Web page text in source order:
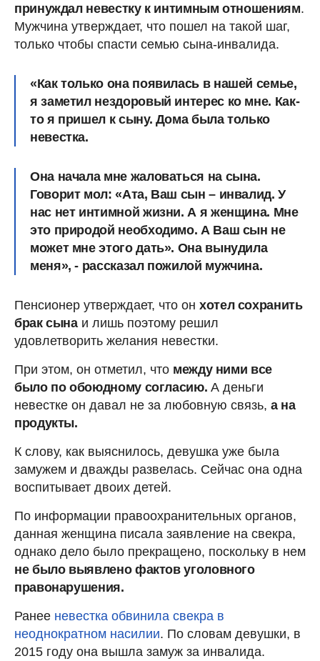
принуждал невестку к интимным отношениям.
Мужчина утверждает, что пошел на такой шаг,
только чтобы спасти семью сына-инвалида.
«Как только она появилась в нашей семье,
я заметил нездоровый интерес ко мне. Как-
то я пришел к сыну. Дома была только
невестка.
Она начала мне жаловаться на сына.
Говорит мол: «Ата, Ваш сын – инвалид. У
нас нет интимной жизни. А я женщина. Мне
это природой необходимо. А Ваш сын не
может мне этого дать». Она вынудила
меня», - рассказал пожилой мужчина.
Пенсионер утверждает, что он хотел сохранить
брак сынаи лишь поэтому решил
удовлетворить желания невестки.
При этом, он отметил, что между ними все
было по обоюдному согласию. А деньги
невестке он давал не за любовную связь, а на
продукты.
К слову, как выяснилось, девушка уже была
замужем и дважды развелась. Сейчас она одна
воспитывает двоих детей.
По информации правоохранительных органов,
данная женщина писала заявление на свекра,
однако дело было прекращено, поскольку в нем
не было выявлено фактов уголовного
правонарушения.
Ранее невестка обвинила свекра в
неоднократном насилии. По словам девушки, в
2015 году она вышла замуж за инвалида.